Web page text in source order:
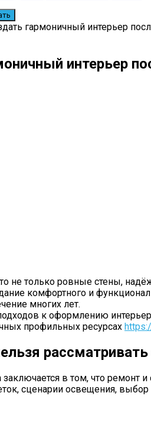
гармоничный интерьер
интерьер
не только ровные стены,
комфортного и
многих лет.
к оформлению
профильных ресурсах
заключается в том, что
сценарии освещения,